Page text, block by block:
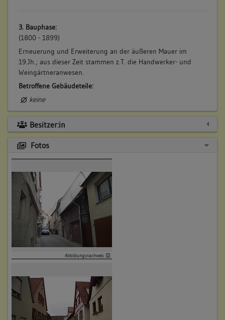
28. Beinhaltet
Bauteil:
29. Beinhaltet
Bauteil:
Wohnhaus mit Doppelscheune,
Vorstadt 61 und 63
30. Beinhaltet
31. Beinhaltet
Bauteil:
Wohnhaus, Vorstadt 15
32. Beinhaltet
Bauteil:
Wohnhaus, Vorstadt 36
Bauteil:
34. Beinhaltet
Bauteil:
Abgegangenes Wohnhaus,
Vorstadt 42
35. Beinhaltet
Bauteil:
Abgegangenes Wohnhaus,
Vorstadt 40a
36. Beinhaltet
Abgegangenes Wohnhaus,
37. Beinhaltet
Bauteil:
Abgegangenes Wohnhaus,
Vorstadt 33a
38. Beinhaltet
Abgegangenes Gebäude, Vorstadt 8
3. Bauphase:
(1800 - 1899)
Erneuerung und Erweiterung an der äußeren Mauer im
19.Jh.; aus dieser Zeit stammen z.T. die Handwerker- und
Weingärtneranwesen.
Betroffene Gebäudeteile:
keine
Besitzer:in
Fotos
Abbildungsnachweis